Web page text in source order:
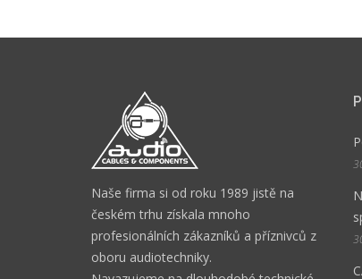
Naše firma si od roku 1989 jistě na
českém trhu získala mnoho
profesionálních zákazníků a příznivců z
oboru audiotechniky.